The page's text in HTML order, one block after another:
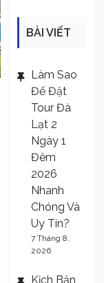
BÀI VIẾT
Làm Sao
Để Đặt
Tour Đà
Lạt 2
Ngày 1
Đêm
2026
Nhanh
Chóng Và
Uy Tín?
7 Tháng 8,
2026
Kịch Bản